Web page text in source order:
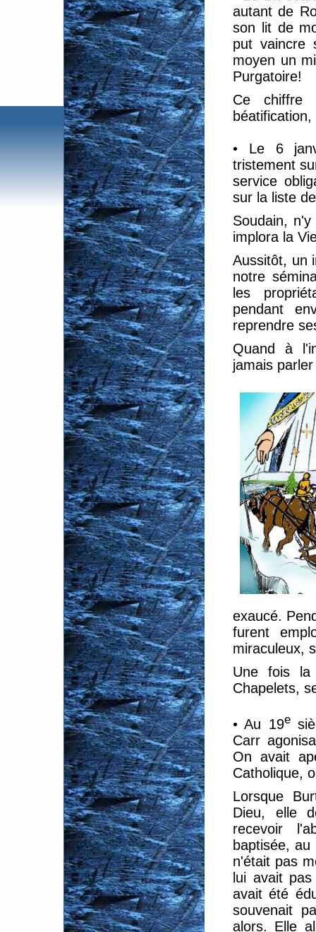
autant de
son lit de
put vaincre
moyen un
Purgatoire!
Ce chiffre
• Le 6
tristement
service
sur la liste
Soudain,
implora la
Aussitôt, un
notre
les
pendant
reprendre
Quand à
jamais
exaucé.
furent
miraculeux,
Une fois la
Chapelets,
• Au 19e
Carr
On avait
Catholique,
Lorsque
Dieu, elle
recevoir
baptisée,
n'était pas
lui avait
avait été
souvenait
alors. Elle